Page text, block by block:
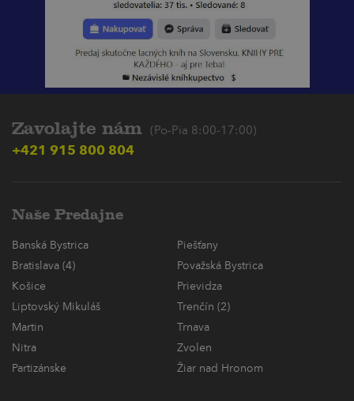
Zavolajte nám (Po-Pia 8:00-17:00)
+421 915 800 804
Naše Predajne
Banská Bystrica
Piešťany
Bratislava (4)
Považská Bystrica
Košice
Prievidza
Liptovský Mikuláš
Trenčín (2)
Martin
Trnava
Nitra
Zvolen
Partizánske
Žiar nad Hronom